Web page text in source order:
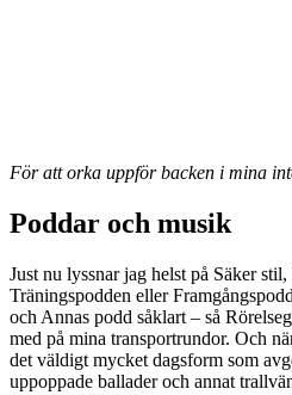
För att orka uppför backen i mina
Poddar och musik
Just nu lyssnar jag helst på Säker
Träningspodden eller
och Annas podd såklart – så
med på mina transportrundor. Och
det väldigt mycket dagsform som
uppoppade ballader och annat